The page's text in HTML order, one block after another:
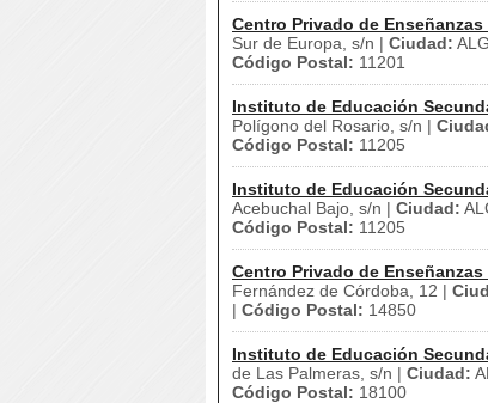
Centro Privado de
Sur de Europa, s/n | Ciudad:
Código Postal: 11201
Instituto de Educación
Polígono del Rosario, s/n |
Código Postal: 11205
Instituto de Educación
Acebuchal Bajo, s/n | Ciudad:
Código Postal: 11205
Centro Privado de Enseñanzas
Fernández de Córdoba, 12 |
| Código Postal: 14850
Instituto de Educación
de Las Palmeras, s/n | Ciudad:
Código Postal: 18100